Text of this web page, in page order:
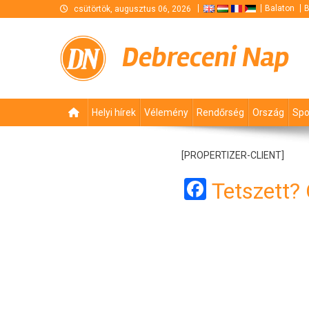
csütörtök, augusztus 06, 2026 Balaton
Debreceni Nap
Helyi hírek Vélemény Rendőrség Ország
[PROPERTIZER-CLIENT]
Facebook
Tetszett?